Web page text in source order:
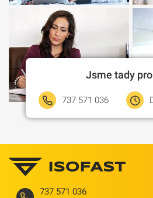
Jsme tady
737 571 036
737 571 036